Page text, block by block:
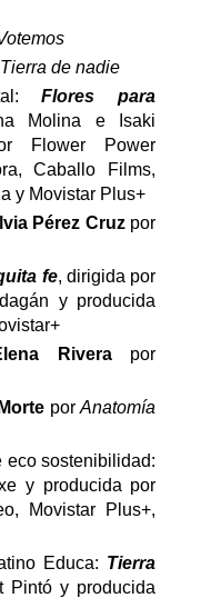
Tierra de nadie
Flores para
Molina e Isaki
Flower Power
Caballo Films,
y Movistar Plus+
Pérez Cruzpor
fe, dirigida por
y producida
Riverapor
porAnatomía
eco sostenibilidad:
y producida por
Movistar Plus+,
Educa: Tierra
Pintó y producida